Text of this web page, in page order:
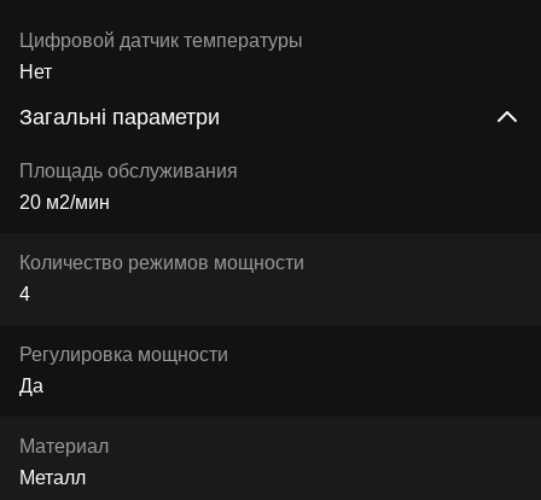
Цифровой датчик температуры
Нет
Загальні параметри
Площадь обслуживания
20 м2/мин
Количество режимов мощности
4
Регулировка мощности
Да
Материал
Металл